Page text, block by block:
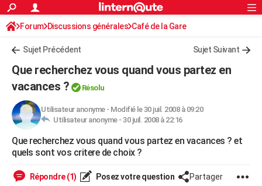
ACTUALITÉS
Politique
Société
Faits Divers
Education
Monde
Villes
+
FINANCE
Retraite
Impôts
Epargne
Immobilier
Risques naturels par ville
Banque
Assurance
Crédit
AUTO
Essais
Réserver un essai
Citadines
Berlines
SUV
Forum auto
HIGH-TECH
Mobiles
Meilleur smartphone
Internet
Ordinateurs
Jeux vidéo
Guide high-tech
+BRICOLAGE
Forum
Aménagement intérieur
Extérieur
Cuisine
Salle de bains
Jardinage
Rangement
WEEK-END
S'inscrire
Connexion
Forum Discussions générales Café de la Gare
Sujet Précédent Sujet Suivant
Que recherchez vous quand vous partez en
vacances ?
Résolu
Utilisateur anonyme- Modifié le 30 juil. 2008 à 09:20
Utilisateur anonyme - 30 juil. 2008 à 22:16
Que recherchez vous quand vous partez en vacances ? et
quels sont vos critere de choix ?
Répondre (1) Posez votre question Partager